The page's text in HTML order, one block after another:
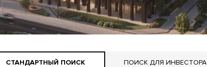
СТАНДАРТНЫЙ ПОИСК ПОИСК ДЛЯ ИНВЕСТОРА